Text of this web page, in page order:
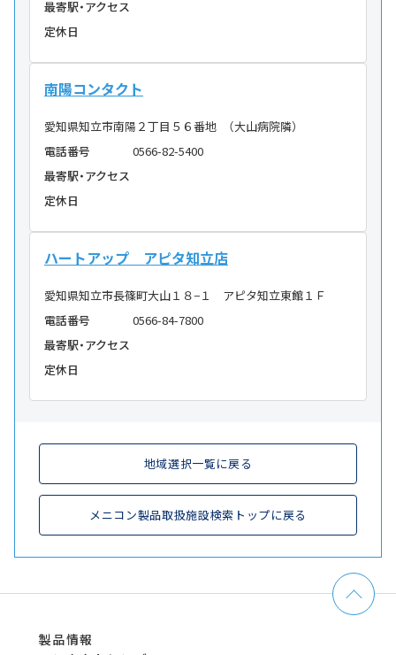
最寄駅・アクセス
定休日
南陽コンタクト
愛知県知立市南陽２丁目５６番地 （大山病院隣）
電話番号
0566-82-5400
最寄駅・アクセス
定休日
ハートアップ アピタ知立店
愛知県知立市長篠町大山１８−１ アピタ知立東館１Ｆ
電話番号
0566-84-7800
最寄駅・アクセス
定休日
地域選択一覧に戻る
メニコン製品取扱施設検索トップに戻る
製品情報